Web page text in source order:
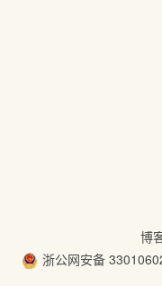
博
浙公网安备